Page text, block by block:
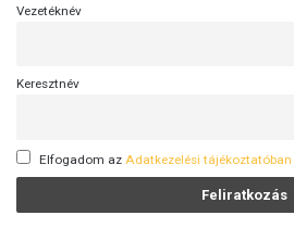
Vezetéknév
Keresztnév
Elfogadom az Adatkezelési tájékoztatóban